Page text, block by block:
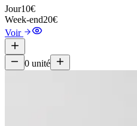
Jour10€
Week-end20€
Voir
0 unité